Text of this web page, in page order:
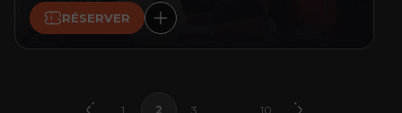
RÉSERVER
1 2 3 10